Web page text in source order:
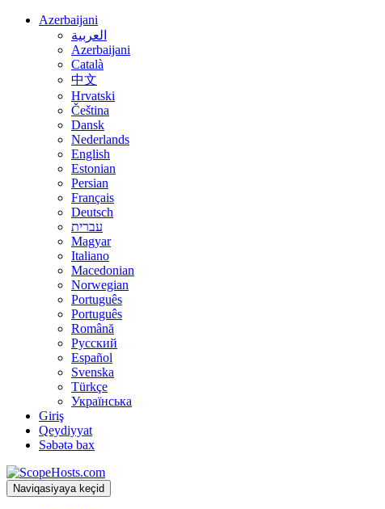
Azerbaijani
العربية
Azerbaijani
Català
中文
Hrvatski
Čeština
Dansk
Nederlands
English
Estonian
Persian
Français
Deutsch
עברית
Magyar
Italiano
Macedonian
Norwegian
Português
Português
Română
Русский
Español
Svenska
Türkçe
Українська
Giriş
Qeydiyyat
Səbətə bax
Naviqasiyaya keçid